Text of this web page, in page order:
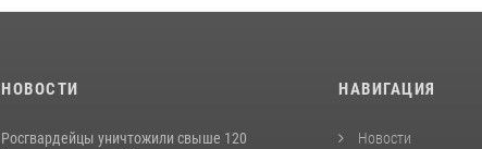
НОВОСТИ
Росгвардейцы уничтожили свыше 120
НАВИГАЦИЯ
Новости